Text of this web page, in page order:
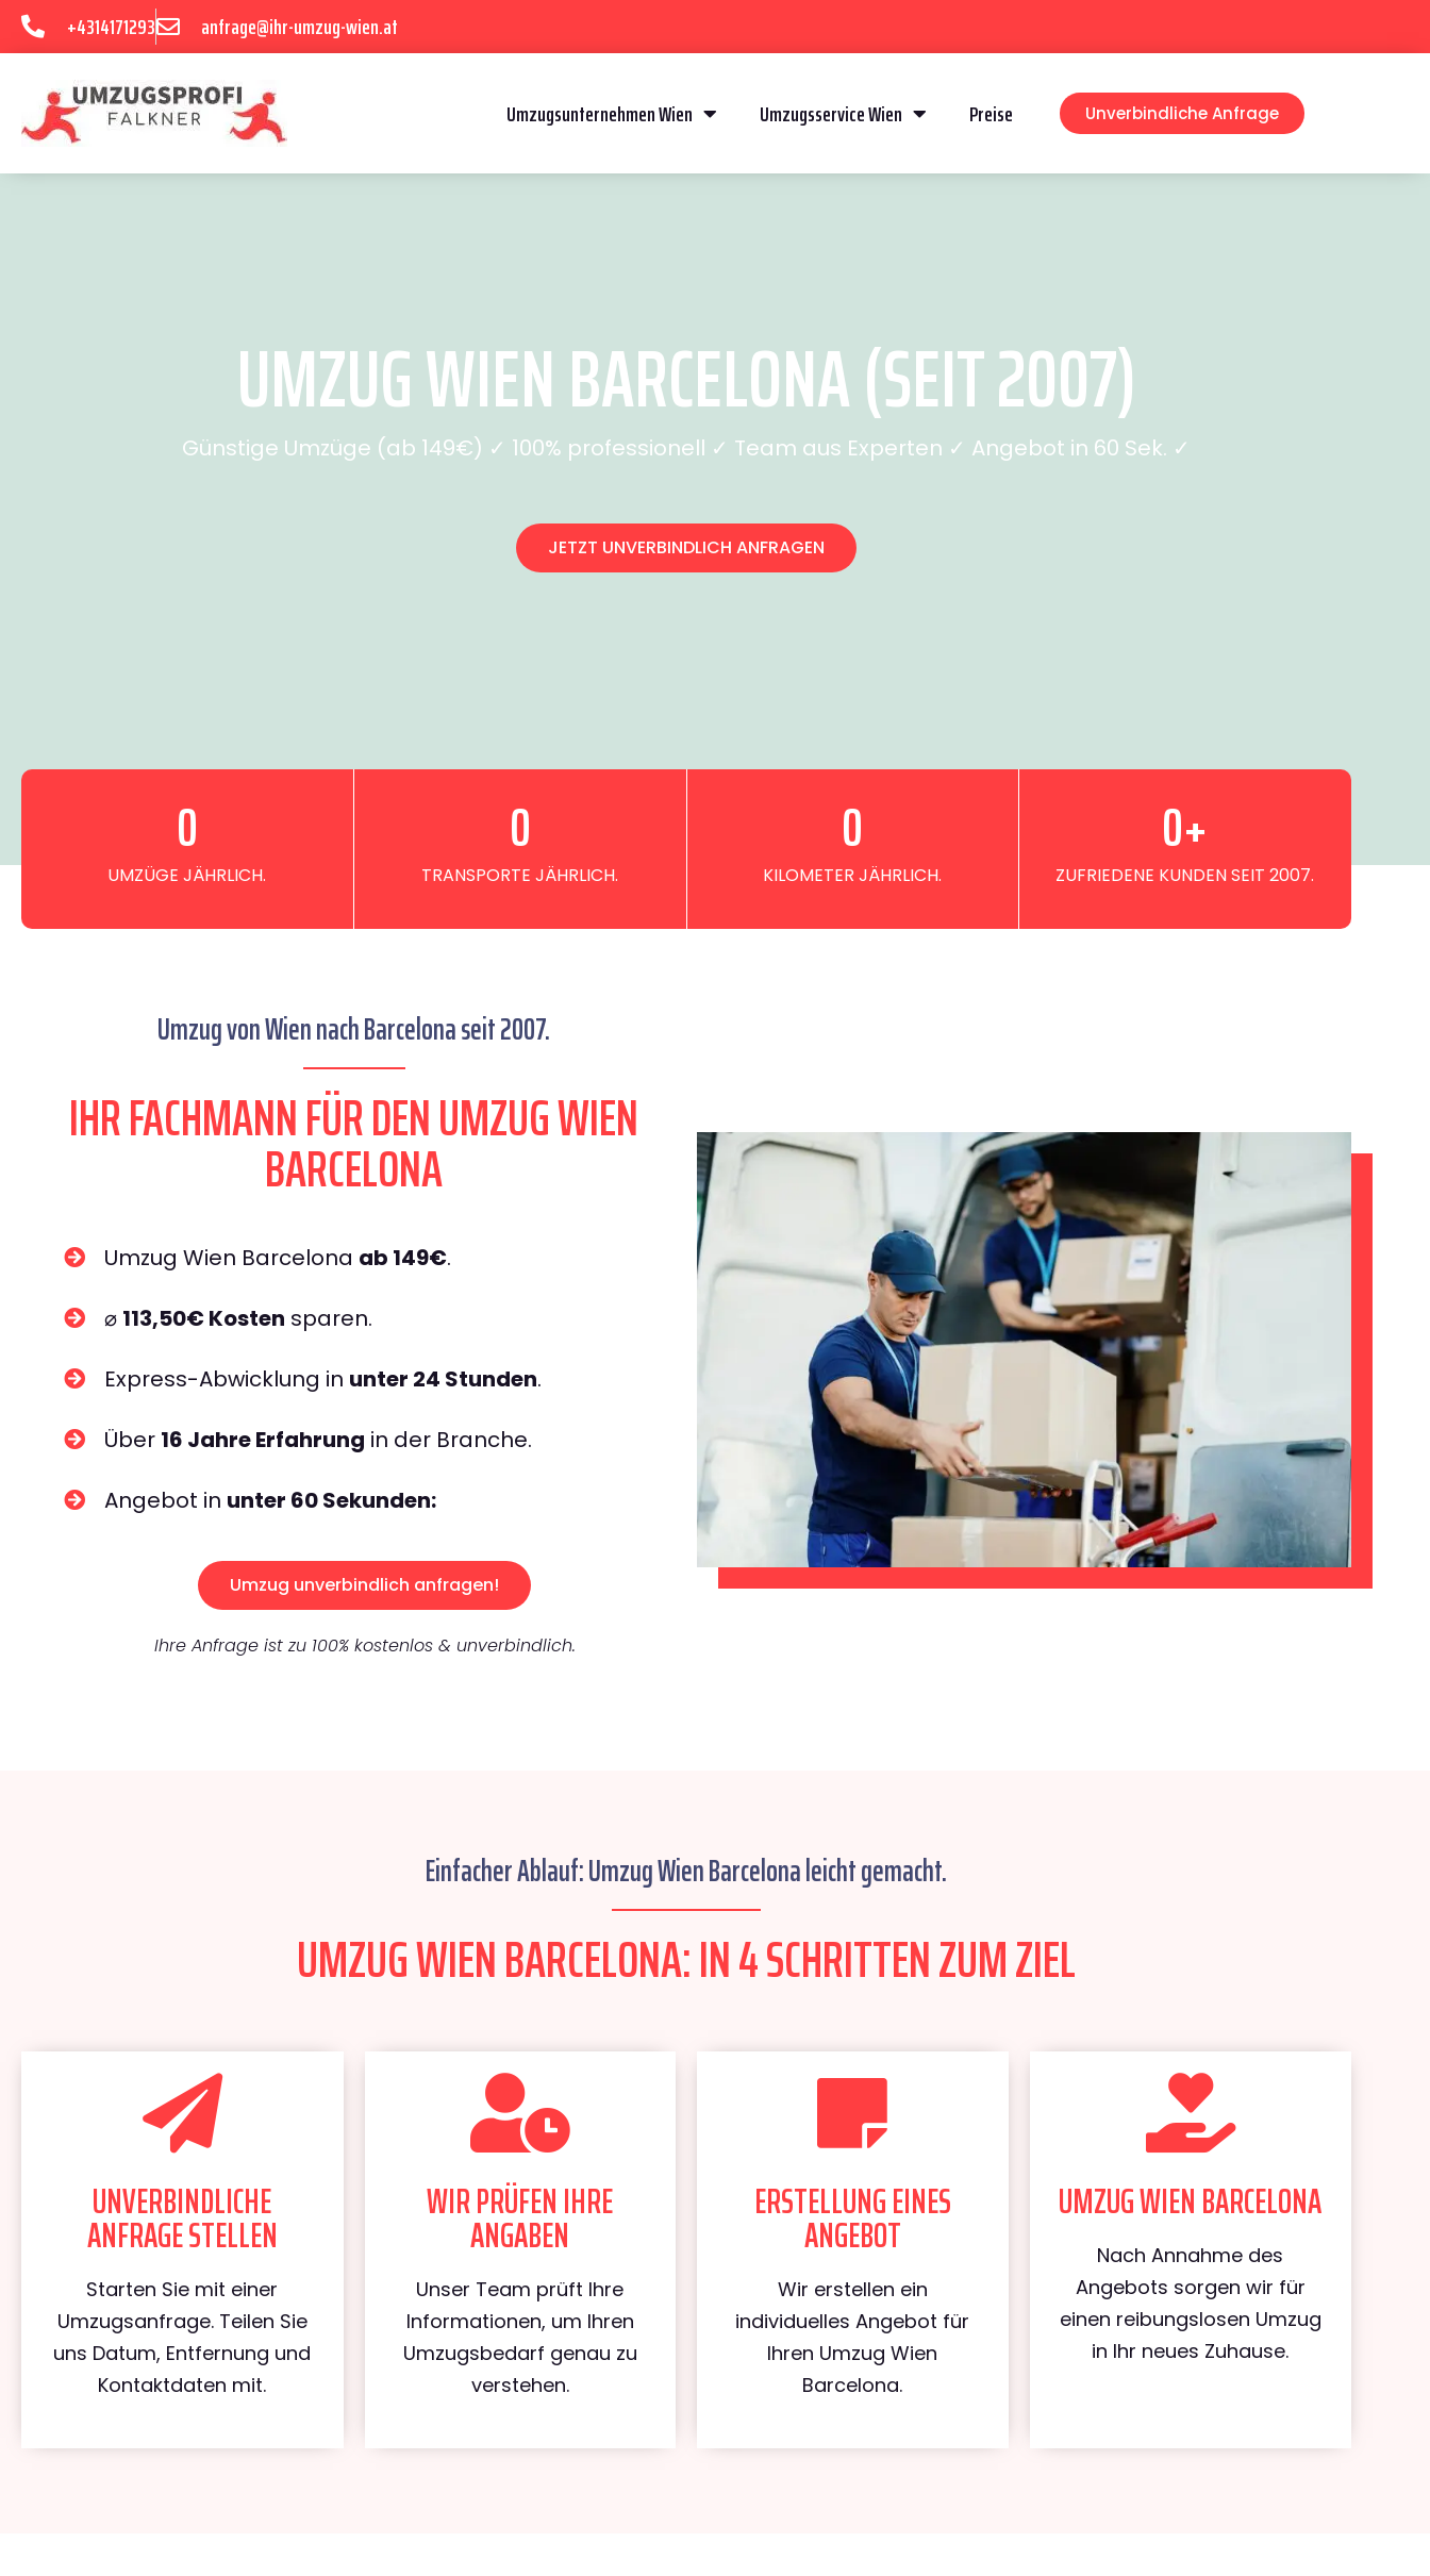
+4314171293 anfrage@ihr-umzug-wien.at
Umzugsunternehmen Wien Umzugsservice Wien Preise Unverbindliche Anfrage
UMZUG WIEN BARCELONA (SEIT 2007)
Günstige Umzüge (ab 149€) ✓ 100% professionell ✓ Team aus Experten ✓ Angebot in 60 Sek. ✓
JETZT UNVERBINDLICH ANFRAGEN
UMZÜGE JÄHRLICH.
0
TRANSPORTE JÄHRLICH.
0
KILOMETER JÄHRLICH.
0
ZUFRIEDENE KUNDEN SEIT 2007.
0+
Umzug von Wien nach Barcelona seit 2007.
IHR FACHMANN FÜR DEN UMZUG WIEN
BARCELONA
Umzug Wien Barcelona ab 149€.
⌀ 113,50€ Kosten sparen.
Express-Abwicklung in unter 24 Stunden.
Über 16 Jahre Erfahrung in der Branche.
Angebot in unter 60 Sekunden:
Umzug unverbindlich anfragen!
Ihre Anfrage ist zu 100% kostenlos & unverbindlich.
Einfacher Ablauf: Umzug Wien Barcelona leicht gemacht.
UMZUG WIEN BARCELONA: IN 4 SCHRITTEN ZUM ZIEL
UNVERBINDLICHE
ANFRAGE STELLEN
Starten Sie mit einer
Umzugsanfrage. Teilen Sie
uns Datum, Entfernung und
Kontaktdaten mit.
WIR PRÜFEN IHRE
ANGABEN
Unser Team prüft Ihre
Informationen, um Ihren
Umzugsbedarf genau zu
verstehen.
ERSTELLUNG EINES
ANGEBOT
Wir erstellen ein
individuelles Angebot für
Ihren Umzug Wien
Barcelona.
UMZUG WIEN BARCELONA
Nach Annahme des
Angebots sorgen wir für
einen reibungslosen Umzug
in Ihr neues Zuhause.